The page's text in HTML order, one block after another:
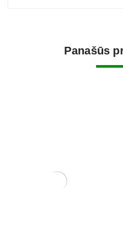
Panašūs
Grunto semtuvas plastikinis